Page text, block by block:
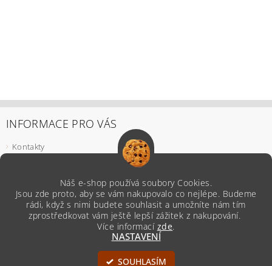
INFORMACE PRO VÁS
Kontakty
Podmínky ochrany osobních údajů
Všeobecné obchodní podmínky
, všechna práva vyhrazena
Náš e-shop používá soubory Cookies.
Jsou zde proto, aby se vám nakupovalo co nejlépe. Budeme
rádi, když s nimi budete souhlasit a umožníte nám tím
zprostředkovat vám ještě lepší zážitek z nakupování.
Více informací zde.
NASTAVENÍ
SOUHLASÍM